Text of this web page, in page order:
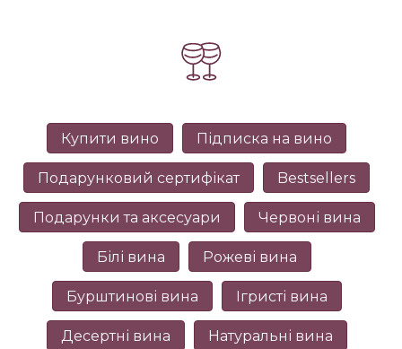
Купити вино Підписка на вино
Подарунковий сертифікат Bestsellers
Подарунки та аксесуари Червоні вина
Білі вина Рожеві вина
Бурштинові вина Ігристі вина
Десертні вина Натуральні вина